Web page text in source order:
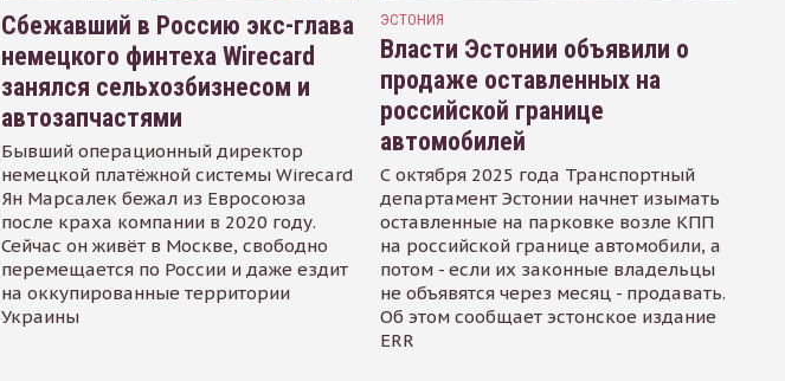
Сбежавший в Россию экс-глава
немецкого финтеха Wirecard
занялся сельхозбизнесом и
автозапчастями
Бывший операционный директор
немецкой платёжной системы Wirecard
Ян Марсалек бежал из Евросоюза
после краха компании в 2020 году.
Сейчас он живёт в Москве, свободно
перемещается по России и даже ездит
на оккупированные территории
Украины
ЭСТОНИЯ
Власти Эстонии объявили о
продаже оставленных на
российской границе
автомобилей
С октября 2025 года Транспортный
департамент Эстонии начнет изымать
оставленные на парковке возле КПП
на российской границе автомобили, а
потом - если их законные владельцы
не объявятся через месяц - продавать.
Об этом сообщает эстонское издание
ERR